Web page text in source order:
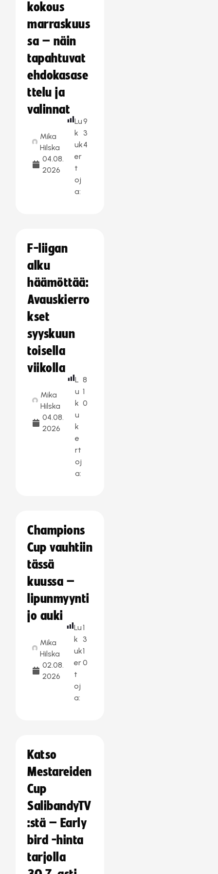
kokous
marraskuus
sa – näin
tapahtuvat
ehdokasase
ttelu ja
valinnat
Mika
Hilska
04.08.
2026
Lu
k
uk
er
t
oj
a:
9
3
4
F-liigan
alku
häämöttää:
Avauskierro
kset
syyskuun
toisella
viikolla
Mika
Hilska
04.08.
2026
L
u
k
u
k
e
rt
oj
a:
8
1
0
Champions
Cup vauhtiin
tässä
kuussa –
lipunmyynti
jo auki
Mika
Hilska
02.08.
2026
Lu
k
uk
er
t
oj
a:
1
3
1
0
Katso
Mestareiden
Cup
SalibandyTV
:stä – Early
bird -hinta
tarjolla